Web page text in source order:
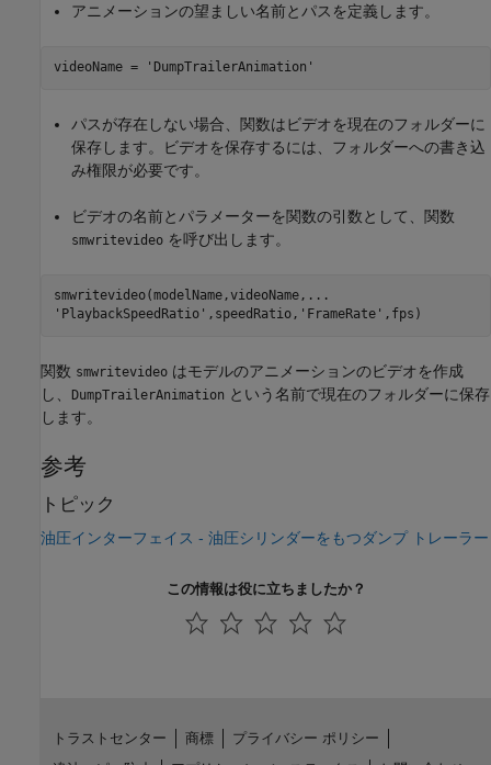
アニメーションの望ましい名前とパスを定義します。
videoName = 'DumpTrailerAnimation'
パスが存在しない場合、関数はビデオを現在のフォルダーに
保存します。ビデオを保存するには、フォルダーへの書き込
み権限が必要です。
ビデオの名前とパラメーターを関数の引数として、関数
smwritevideo を呼び出します。
smwritevideo(modelName,videoName, ...
'PlaybackSpeedRatio' ,speedRatio, 'FrameRate'
関数 smwritevideo はモデルのアニメーションのビデオを作成
し、
DumpTrailerAnimation という名前で現在のフォルダーに保存
します。
参考
トピック
油圧インターフェイス - 油圧シリンダーをもつダンプ トレーラー
この情報は役に立ちましたか？
トラストセンター 商標
プライバシー ポリシー